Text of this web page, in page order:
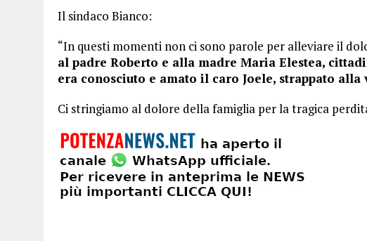
Il sindaco Bianco:
“In questi momenti non ci sono parole per alleviare il
al padre Roberto e alla madre Maria Elestea,
era conosciuto e amato il caro Joele, strappato alla
Ci stringiamo al dolore della famiglia per la tragica